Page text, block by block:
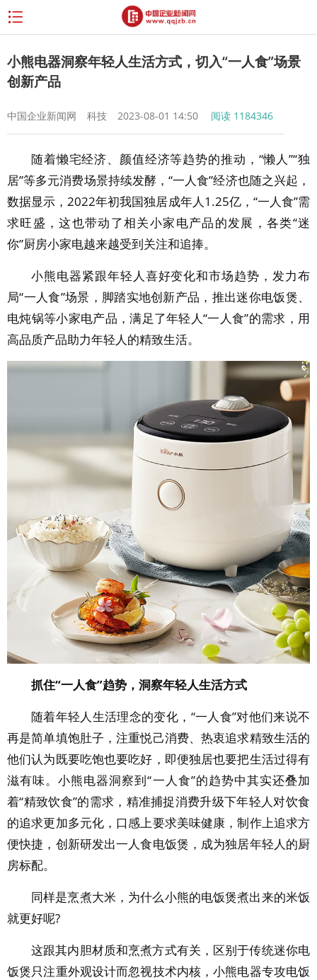
小熊电器洞察年轻人生活方式，切入“一人食”场景
创新产品
中国企业新闻网 科技 2023-08-01 14:50 阅读 1184346
随着懒宅经济、颜值经济等趋势的推动，“懒人”“独
居”等多元消费场景持续发酵，“一人食”经济也随之兴起，
数据显示，2022年初我国独居成年人1.25亿，“一人食”需
求旺盛，这也带动了相关小家电产品的发展，各类“迷
你”厨房小家电越来越受到关注和追捧。
小熊电器紧跟年轻人喜好变化和市场趋势，发力布
局“一人食”场景，脚踏实地创新产品，推出迷你电饭煲、
电炖锅等小家电产品，满足了年轻人“一人食”的需求，用
高品质产品助力年轻人的精致生活。
抓住“一人食”趋势，洞察年轻人生活方式
随着年轻人生活理念的变化，“一人食”对他们来说不
再是简单填饱肚子，注重悦己消费、热衷追求精致生活的
他们认为既要吃饱也要吃好，即便独居也要把生活过得有
滋有味。小熊电器洞察到“一人食”的趋势中其实还叠加
着“精致饮食”的需求，精准捕捉消费升级下年轻人对饮食
的追求更加多元化，口感上要求美味健康，制作上追求方
便快捷，创新研发出一人食电饭煲，成为独居年轻人的厨
房标配。
同样是烹煮大米，为什么小熊的电饭煲煮出来的米饭
就更好呢?
这跟其内胆材质和烹煮方式有关，区别于传统迷你电
饭煲只注重外观设计而忽视技术内核，小熊电器专攻电饭